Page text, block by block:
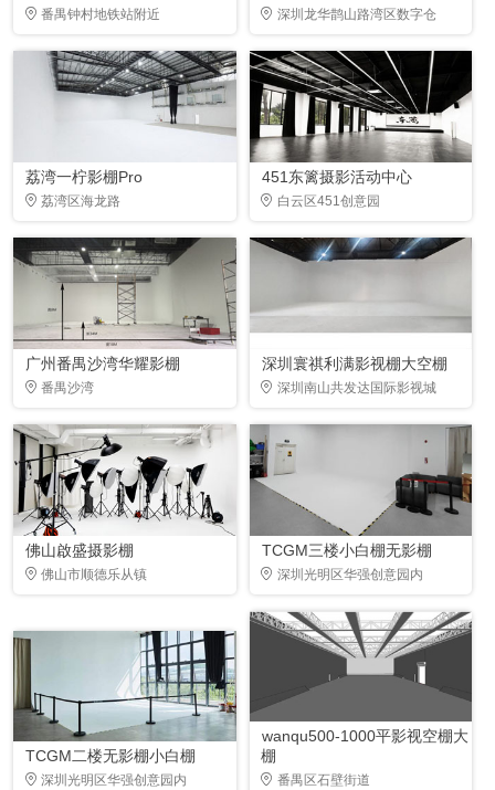
番禺钟村地铁站附近 深圳龙华鹊山路湾区数字仓
荔湾一柠影棚Pro
荔湾区海龙路
451东篱摄影活动中心
白云区451创意园
广州番禺沙湾华耀影棚
番禺沙湾
深圳寰祺利满影视棚大空棚
深圳南山共发达国际影视城
佛山啟盛摄影棚
佛山市顺德乐从镇
TCGM三楼小白棚无影棚
深圳光明区华强创意园内
TCGM二楼无影棚小白棚
深圳光明区华强创意园内
wanqu500-1000平影视空棚大
棚
番禺区石壁街道